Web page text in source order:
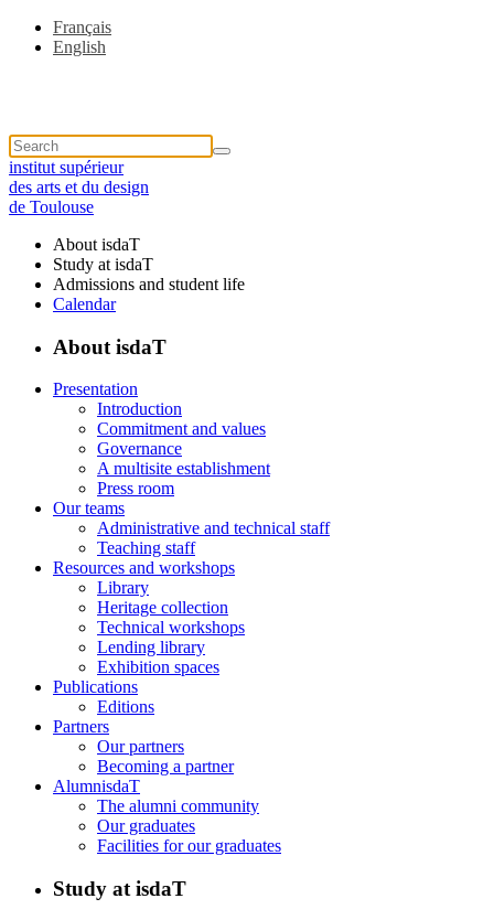
Français
English
institut supérieur
des arts et du design
de Toulouse
About isdaT
Study at isdaT
Admissions and student life
Calendar
About isdaT
Presentation
Introduction
Commitment and values
Governance
A multisite establishment
Press room
Our teams
Administrative and technical staff
Teaching staff
Resources and workshops
Library
Heritage collection
Technical workshops
Lending library
Exhibition spaces
Publications
Editions
Partners
Our partners
Becoming a partner
AlumnisdaT
The alumni community
Our graduates
Facilities for our graduates
Study at isdaT